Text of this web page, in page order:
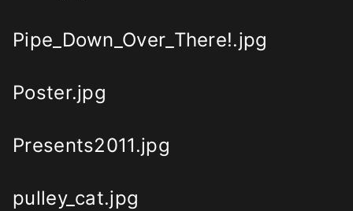
Pipe_Down_Over_There!.jpg
Poster.jpg
Presents2011.jpg
pulley_cat.jpg